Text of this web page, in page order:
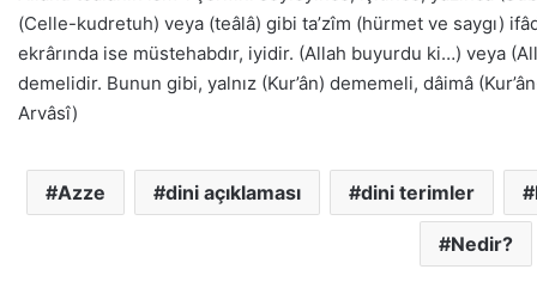
(Celle-kudretuh) veya (teâlâ) gibi ta’zîm (hürmet ve saygı)
ekrârında ise müstehabdır, iyidir. (Allah buyurdu ki…) veya
demelidir. Bunun gibi, yalnız (Kur’ân) dememeli, dâimâ
Arvâsî)
Azze dini açıklaması dini terimler
Nedir?